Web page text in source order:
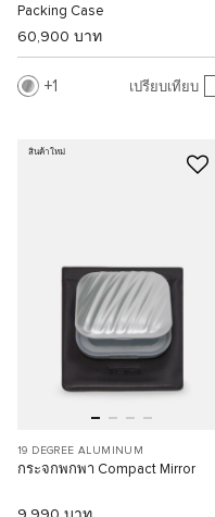
Packing Case
60,900 บาท
1 เปรียบเทียบ
สินค้าใหม่
19 DEGREE ALUMINUM
กระจกพกพา Compact Mirror